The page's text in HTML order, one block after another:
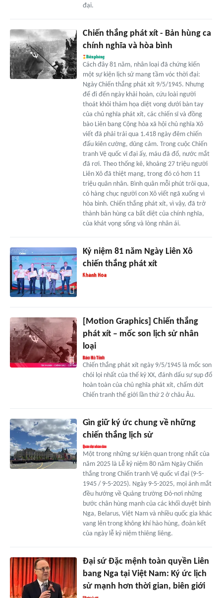
đại.
Chiến thắng phát xít - Bản hùng ca
chính nghĩa và hòa bình
Cách đây 81 năm, nhân loại đã chứng kiến
một sự kiện lịch sử mang tầm vóc thời đại:
Ngày Chiến thắng phát xít 9/5/1945. Nhưng
để đi đến ngày khải hoàn, cứu loài người
thoát khỏi thảm họa diệt vong dưới bàn tay
của chủ nghĩa phát xít, các chiến sĩ và đồng
bào Liên bang Cộng hòa xã hội chủ nghĩa Xô
viết đã phải trải qua 1.418 ngày đêm chiến
đấu kiên cường, dũng cảm. Trong cuộc Chiến
tranh Vệ quốc vĩ đại ấy, máu đã đổ, nước mắt
đã rơi. Theo thống kê, khoảng 27 triệu người
Liên Xô đã thiệt mạng, trong đó có hơn 11
triệu quân nhân. Bình quân mỗi phút trôi qua,
có hàng chục người con Xô viết ngã xuống vì
hòa bình. Chiến thắng phát xít, vì vậy, đã trở
thành bản hùng ca bất diệt của chính nghĩa,
của khát vọng sống và lòng nhân ái.
Kỷ niệm 81 năm Ngày Liên Xô
chiến thắng phát xít
[Motion Graphics] Chiến thắng
phát xít – mốc son lịch sử nhân
loại
Chiến thắng phát xít ngày 9/5/1945 là mốc son
chói lọi nhất của thế kỷ XX, đánh dấu sự sụp đổ
hoàn toàn của chủ nghĩa phát xít, chấm dứt
Chiến tranh thế giới lần thứ 2 ở châu Âu.
Gìn giữ ký ức chung về những
chiến thắng lịch sử
Một trong những sự kiện quan trọng nhất của
năm 2025 là Lễ kỷ niệm 80 năm Ngày Chiến
thắng trong Chiến tranh Vệ quốc vĩ đại (9-5-
1945 / 9-5-2025). Ngày 9-5-2025, mọi ánh mắt
đều hướng về Quảng trường Đỏ-nơi những
bước chân hùng mạnh của các khối duyệt binh
Nga, Belarus, Việt Nam và nhiều quốc gia khác
vang lên trong không khí hào hùng, đoàn kết
của ngày lễ kỷ niệm thiêng liêng.
Đại sứ Đặc mệnh toàn quyền Liên
bang Nga tại Việt Nam: Ký ức lịch
sử mạnh hơn thời gian, biên giới